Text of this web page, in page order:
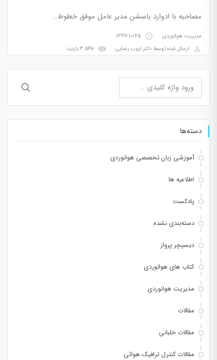
مصاحبه با ادوارد باسشن مدیر عامل موفق خطوط…
مدیریت هوانوردی access_time
1399/10/25
perm_identity
ارسال شده توسط دکتر ایوب رضایی visibility
برای:
دسته‌ها
آموزشی زبان تخصصی هوانوردی
اطلاعیه ها
پادکست
دسته‌بندی نشده
دیسپچر پرواز
کتاب های هوانوردی
مدیریت هوانوردی
مقالات
مقالات خلبانی
مقالات کنترل ترافیک هوائی